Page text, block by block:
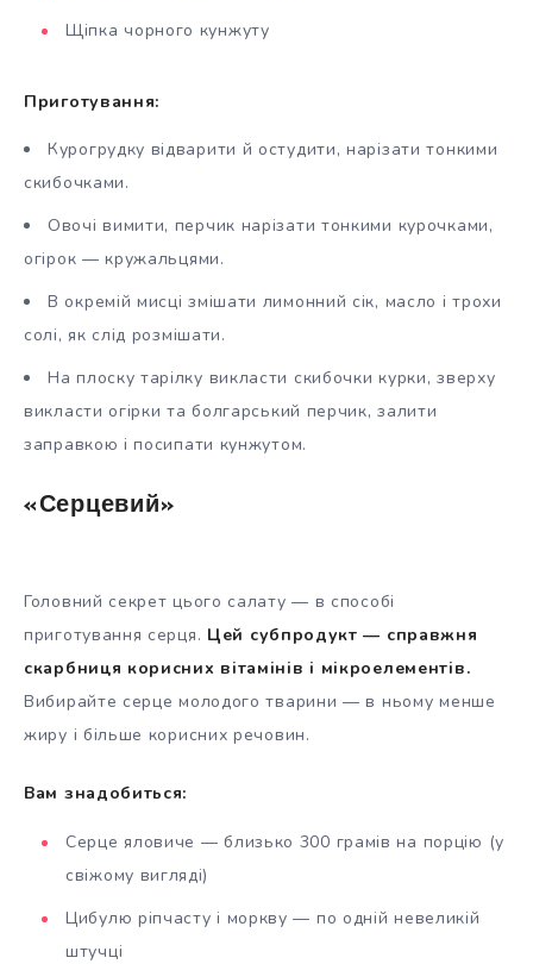
Щіпка чорного кунжуту
Приготування:
Курогрудку відварити й остудити, нарізати тонкими
скибочками.
Овочі вимити, перчик нарізати тонкими курочками,
огірок — кружальцями.
В окремій мисці змішати лимонний сік, масло і трохи
солі, як слід розмішати.
На плоску тарілку викласти скибочки курки, зверху
викласти огірки та болгарський перчик, залити
заправкою і посипати кунжутом.
«Серцевий»
Головний секрет цього салату — в способі
приготування серця. Цей субпродукт — справжня
скарбниця корисних вітамінів і мікроелементів.
Вибирайте серце молодого тварини — в ньому менше
жиру і більше корисних речовин.
Вам знадобиться:
Серце яловиче — близько 300 грамів на порцію (у
свіжому вигляді)
Цибулю ріпчасту і моркву — по одній невеликій
штучці